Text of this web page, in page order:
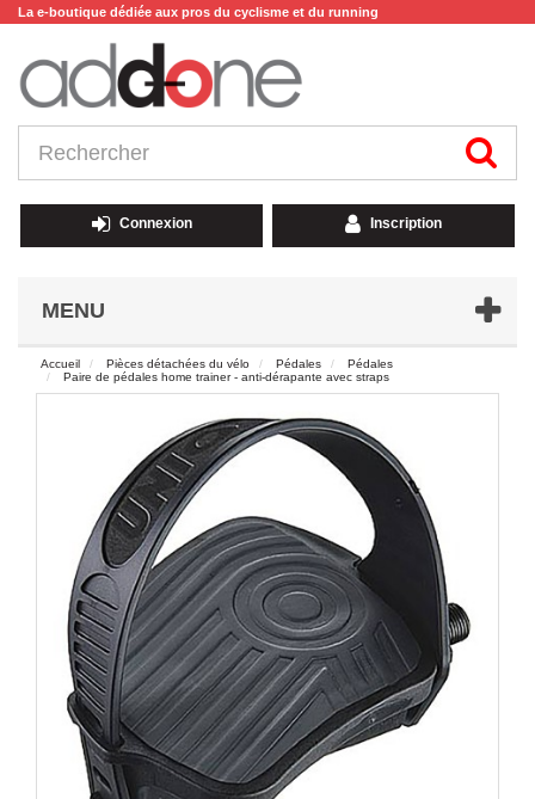
La e-boutique dédiée aux pros du cyclisme et du running
Connexion Inscription
MENU
Accueil Pièces détachées du vélo Pédales
Pédales
Paire de pédales home trainer - anti-dérapante avec straps